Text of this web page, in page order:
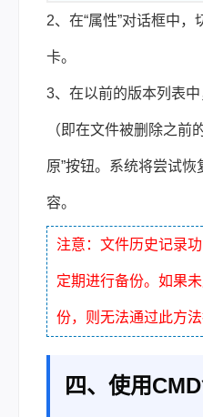
2、在“属性”对话框中，
卡。
3、在以前的版本列表
（即在文件被删除之前
原”按钮。系统将尝试
容。
注意：文件历史记录
定期进行备份。如果
份，则无法通过此方法
四、使用